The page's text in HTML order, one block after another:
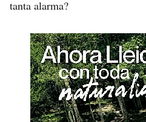
tanta alarma?